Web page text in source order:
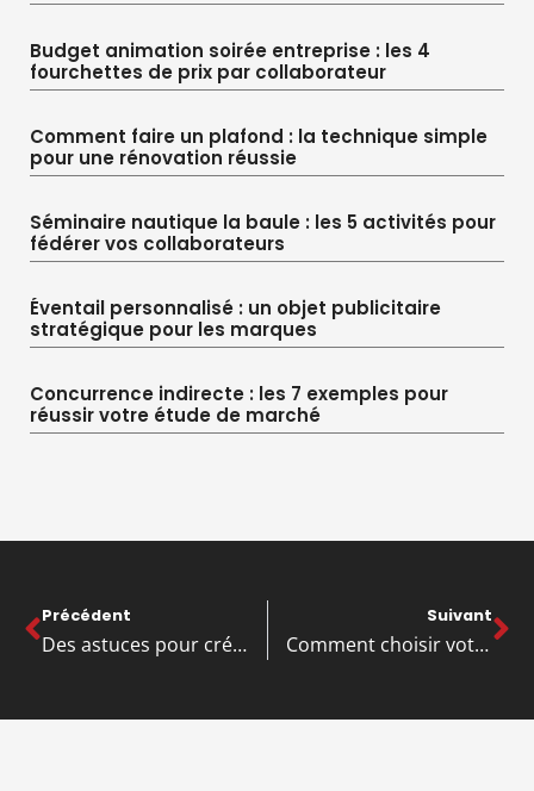
Budget animation soirée entreprise : les 4
fourchettes de prix par collaborateur
Comment faire un plafond : la technique simple
pour une rénovation réussie
Séminaire nautique la baule : les 5 activités pour
fédérer vos collaborateurs
Éventail personnalisé : un objet publicitaire
stratégique pour les marques
Concurrence indirecte : les 7 exemples pour
réussir votre étude de marché
Précédent
Des astuces pour créer votre propre entreprise
Suivant
Comment choisir votre logiciel de facturation digitale?